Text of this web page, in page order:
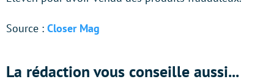
Source : Closer Mag
La rédaction vous conseille aussi...